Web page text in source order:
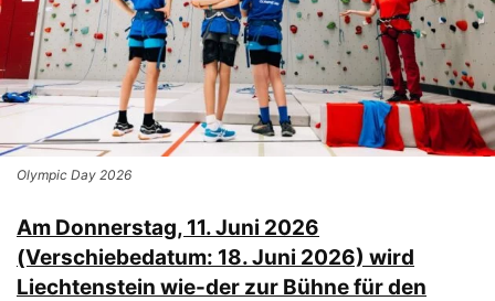
Olympic Day 2026
Am Donnerstag, 11. Juni 2026
(Verschiebedatum: 18. Juni 2026) wird
Liechtenstein wie-der zur Bühne für den